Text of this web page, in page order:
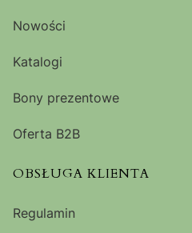
Nowości
Katalogi
Bony prezentowe
Oferta B2B
OBSŁUGA KLIENTA
Regulamin